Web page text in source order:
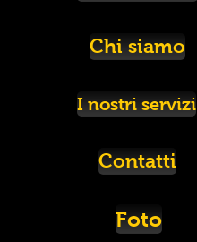
Chi siamo
I nostri servizi
Contatti
Foto